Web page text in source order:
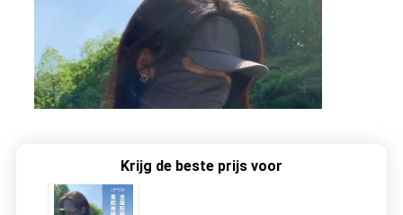
Krijg de beste prijs voor